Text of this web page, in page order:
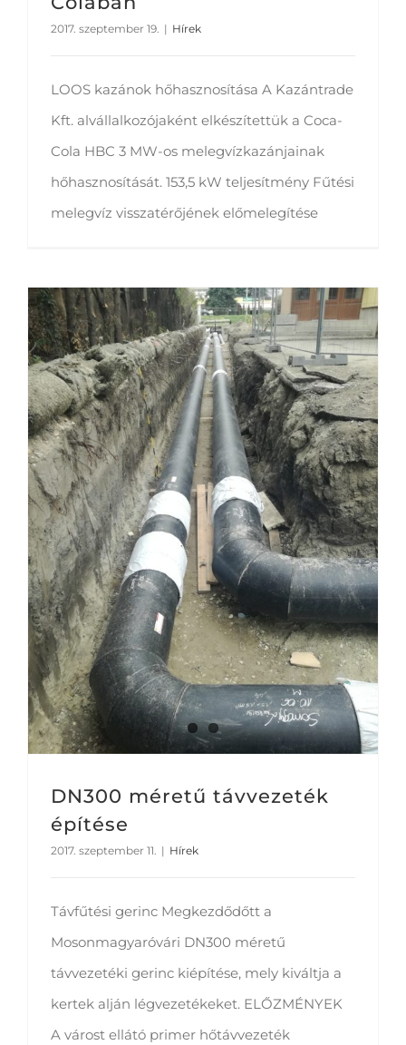
2017. szeptember 19. | Hírek
LOOS kazánok hőhasznosítása A Kazántrade
Kft. alvállalkozójaként elkészítettük a Coca-
Cola HBC 3 MW-os melegvízkazánjainak
hőhasznosítását. 153,5 kW teljesítmény Fűtési
melegvíz visszatérőjének előmelegítése
DN300 méretű távvezeték
építése
2017. szeptember 11. | Hírek
Távfűtési gerinc Megkezdődőtt a
Mosonmagyaróvári DN300 méretű
távvezetéki gerinc kiépítése, mely kiváltja a
kertek alján légvezetékeket. ELŐZMÉNYEK
A várost ellátó primer hőtávvezeték